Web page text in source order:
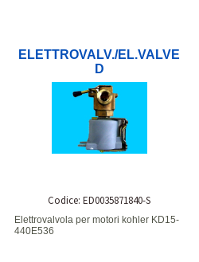
ELETTROVALV./EL.VALVE
D
Codice: ED0035871840-S
Elettrovalvola per motori kohler KD15-
440E536